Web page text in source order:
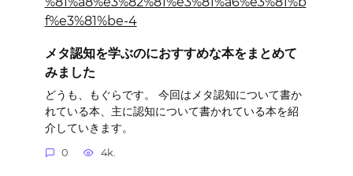
メタ認知を学ぶのにおすすめな本をまとめて
みました
どうも、もぐらです。 今回はメタ認知について書か
れている本、主に認知について書かれている本を紹
介していきます。
0 4k.